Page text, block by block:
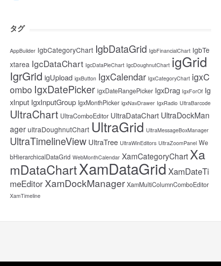
タグ
AppBuilder IgbCategoryChart IgbDataGrid IgbFinancialChart IgbTe
xtarea IgcDataChart IgcDataPieChart IgcDoughnutChart igGrid
IgrGrid igUpload igxButton IgxCalendar IgxCategoryChart igxC
ombo IgxDatePicker igxDateRangePicker IgxDrag IgxForOf Ig
xInput IgxInputGroup IgxMonthPicker igxNavDrawer IgxRadio UltraBarcode
UltraChart UltraComboEditor UltraDataChart UltraDockMan
ager ultraDoughnutChart UltraGrid UltraMessageBoxManager
UltraTimelineView UltraTree UltraWinEditors UltraZoomPanel We
bHierarchicalDataGrid WebMonthCalendar XamCategoryChart Xa
mDataChartXamDataGridXamDateTi
meEditor XamDockManager XamMultiColumnComboEditor
XamTimeline